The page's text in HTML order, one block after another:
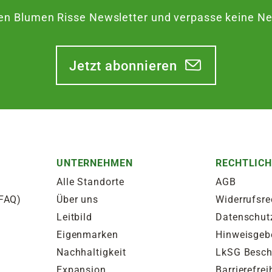
Blumen Risse Newsletter und verpasse keine
Jetzt abonnieren
UNTERNEHMEN
Alle Standorte
Über uns
Leitbild
Eigenmarken
Nachhaltigkeit
AGB
LkSG